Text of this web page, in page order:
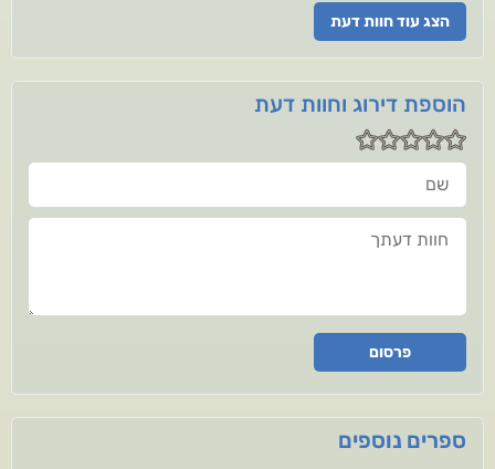
הצג עוד חוות דעת
הוספת דירוג וחוות דעת
שם
חוות דעתך
פרסום
ספרים נוספים